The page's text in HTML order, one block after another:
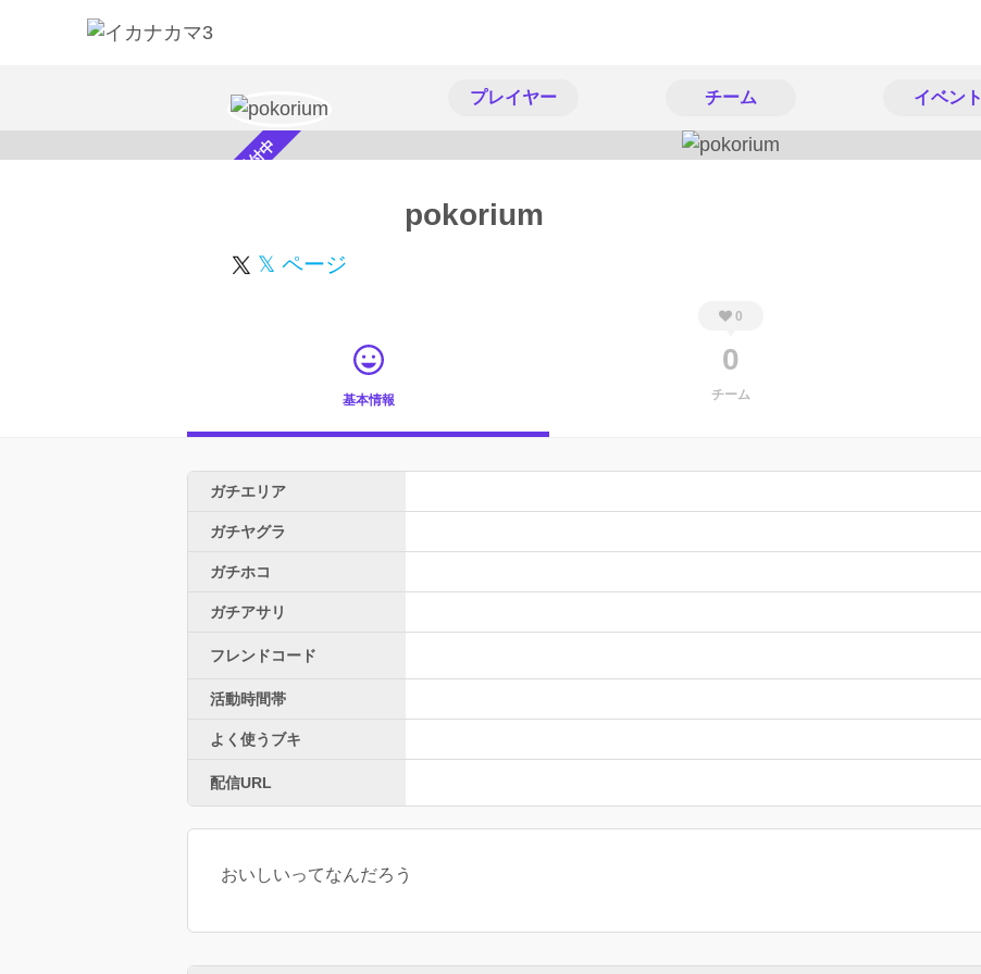
プレイヤー チーム イベント
スカウト受付中 pokorium
𝕏 ページ
基本情報
0
0
チーム
ガチエリア
ガチヤグラ
ガチホコ
ガチアサリ
フレンドコード
活動時間帯
よく使うブキ
配信URL
おいしいってなんだろう